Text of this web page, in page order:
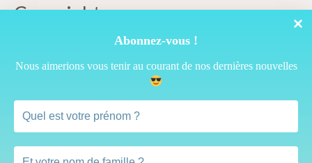
Abonnez-vous !
Nous aimerions vous tenir au courant de nos dernières nouvelles
Copyright
Cette œuvre est mise à disposition selon les termes de la
Licence Creative Commons Attribution 4.0 International